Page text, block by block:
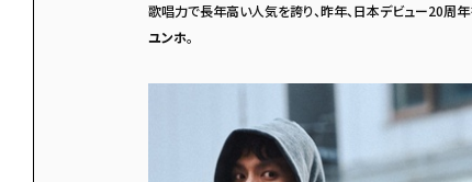
歌唱力で長年高い人気を誇り、昨年、日本デビュー20周
ユンホ。